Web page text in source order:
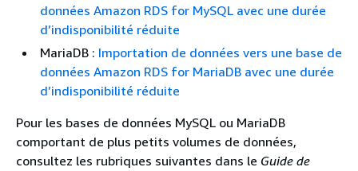
données Amazon RDS for MySQL avec une durée
d’indisponibilité réduite
MariaDB : Importation de données vers une base de
données Amazon RDS for MariaDB avec une durée
d’indisponibilité réduite
Pour les bases de données MySQL ou MariaDB
comportant de plus petits volumes de données,
consultez les rubriques suivantes dans le Guide de